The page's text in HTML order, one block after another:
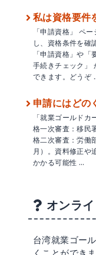
私は資格要件
「申請資格」 ペ
し、資格条件を確
「申請資格」や
手続きチェック」
できます。どうぞ
申請にはどの
「就業ゴールド
格一次審査：移民
格二次審査：労働
月）。資料修正や
かかる可能性 …
オンラ
台湾就業ゴー